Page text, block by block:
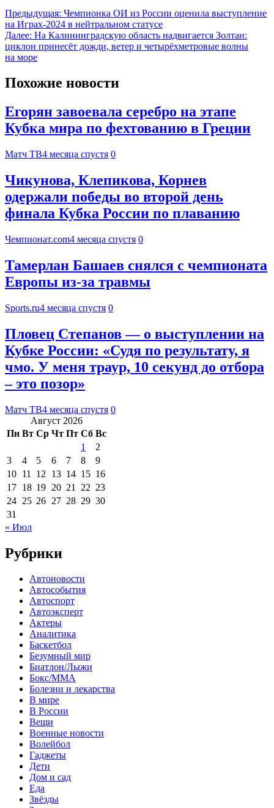
Предыдущая: Чемпионка ОИ из России оценила выступление
на Играх-2024 в нейтральном статусе
Далее: На Калининградскую область надвигается Золтан:
циклон принесёт дожди, ветер и четырёхметровые волны
на море
Похожие новости
Егорян завоевала серебро на этапе
Кубка мира по фехтованию в Греции
Матч ТВ4 месяца спустя 0
Чикунова, Клепикова, Корнев
одержали победы во второй день
финала Кубка России по плаванию
Чемпионат.com4 месяца спустя 0
Тамерлан Башаев снялся с чемпионата
Европы из-за травмы
Sports.ru4 месяца спустя 0
Пловец Степанов — о выступлении на
Кубке России: «Судя по результату, я
чмо. У меня траур, 10 секунд до отбора
– это позор»
Матч ТВ4 месяца спустя 0
Август 2026
Пн Вт Ср Чт Пт Сб Вс
1
2
3
4 5 6 7 8
9
10 11 12 13 14 15 16
17 18 19 20 21 22 23
24 25 26 27 28 29 30
31
« Июл
Рубрики
Автоновости
Автособытия
Автоспорт
Автоэксперт
Актеры
Аналитика
Баскетбол
Безумный мир
Биатлон/Лыжи
Бокс/MMA
Болезни и лекарства
В мире
В России
Вещи
Военные новости
Волейбол
Гаджеты
Дети
Дом и сад
Еда
Звёзды